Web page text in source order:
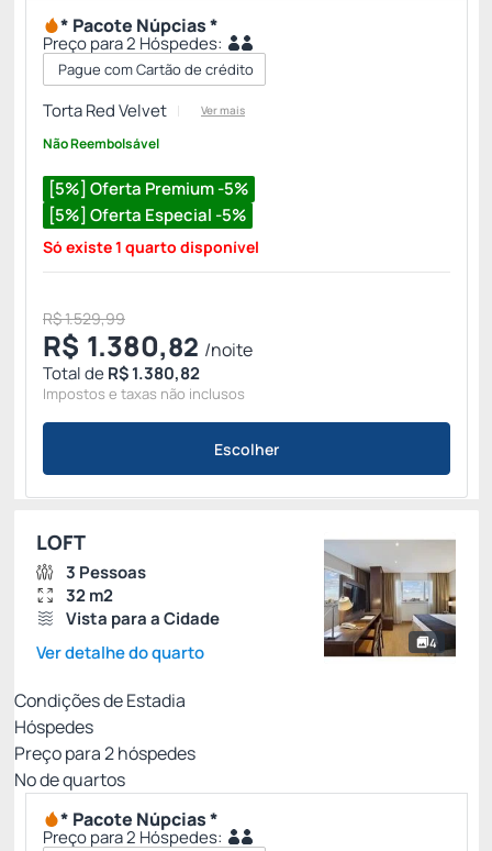
* Pacote Núpcias *
Preço para 2 Hóspedes:
Pague com Cartão de crédito
[5%] Oferta Premium -5%
[5%] Oferta Especial -5%
Torta Red Velvet Ver mais
Não Reembolsável
Só existe 1 quarto disponível
R$ 1.529,99
R$ 1.380,82 /noite
Total deR$ 1.380,82
Impostos e taxas não inclusos
Escolher
4
LOFT
3 Pessoas
32 m2
Vista para a Cidade
Ver detalhe do quarto
Condições de Estadia
Hóspedes
Preço para2hóspedes
Nº de quartos
* Pacote Núpcias *
Preço para 2 Hóspedes: